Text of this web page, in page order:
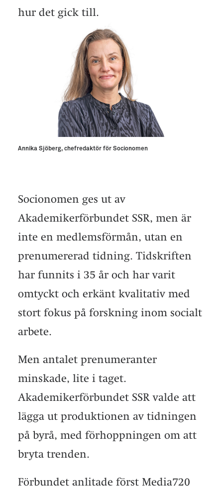
hur det gick till.
Annika Sjöberg, chefredaktör för Socionomen
Socionomen ges ut av
Akademikerförbundet SSR, men är
inte en medlemsförmån, utan en
prenumererad tidning. Tidskriften
har funnits i 35 år och har varit
omtyckt och erkänt kvalitativ med
stort fokus på forskning inom socialt
arbete.
Men antalet prenumeranter
minskade, lite i taget.
Akademikerförbundet SSR valde att
lägga ut produktionen av tidningen
på byrå, med förhoppningen om att
bryta trenden.
Förbundet anlitade först Media720